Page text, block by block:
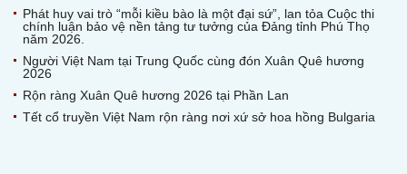
Phát huy vai trò “mỗi kiều bào là một đại sứ”, lan tỏa Cuộc thi
chính luận bảo vệ nền tảng tư tưởng của Đảng tỉnh Phú Thọ
năm 2026.
Người Việt Nam tại Trung Quốc cùng đón Xuân Quê hương
2026
Rộn ràng Xuân Quê hương 2026 tại Phần Lan
Tết cổ truyền Việt Nam rộn ràng nơi xứ sở hoa hồng Bulgaria